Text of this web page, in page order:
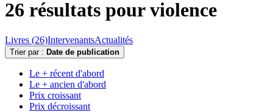
26 résultats pourviolence
Livres (26)IntervenantsActualités
Trier par : Date de publication
Le + récent d'abord
Le + ancien d'abord
Prix croissant
Prix décroissant